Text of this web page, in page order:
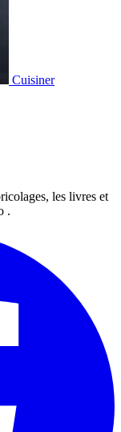
Cuisiner
les livres et
.